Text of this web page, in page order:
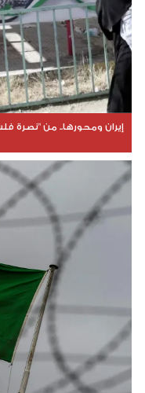
إيران ومحورها.. من "نصرة